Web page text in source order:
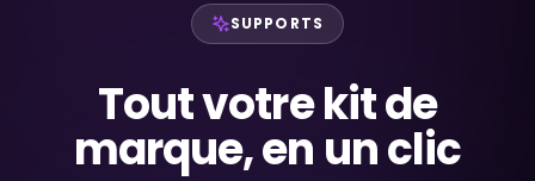
SUPPORTS
Tout votre kit de
marque, en un clic